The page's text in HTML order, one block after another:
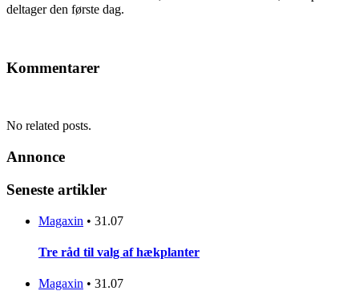
deltager den første dag.
Kommentarer
No related posts.
Annonce
Seneste artikler
Magaxin • 31.07
Tre råd til valg af hækplanter
Magaxin • 31.07